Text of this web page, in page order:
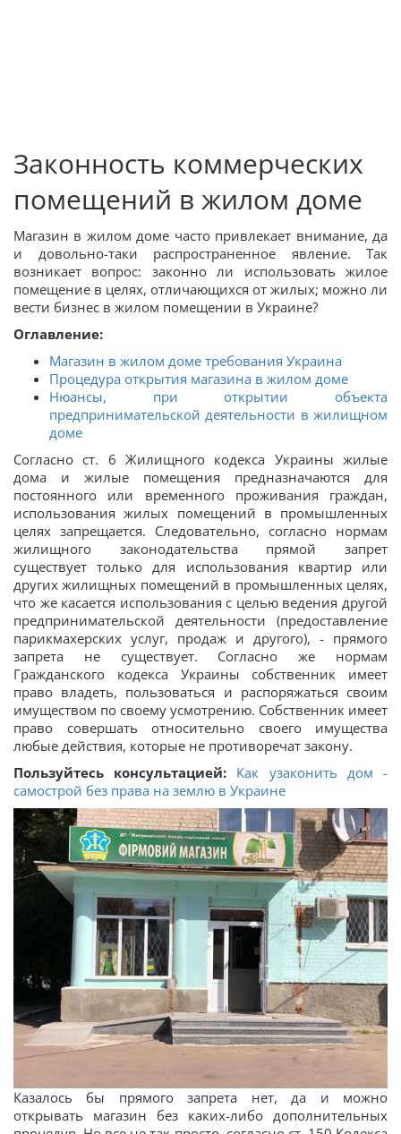
Законность коммерческих
помещений в жилом доме
Магазин в жилом доме часто привлекает внимание, да
и довольно-таки распространенное явление. Так
возникает вопрос: законно ли использовать жилое
помещение в целях, отличающихся от жилых; можно ли
вести бизнес в жилом помещении в Украине?
Оглавление:
Магазин в жилом доме требования Украина
Процедура открытия магазина в жилом доме
Нюансы, при открытии объекта
предпринимательской деятельности в жилищном
доме
Согласно ст. 6 Жилищного кодекса Украины жилые
дома и жилые помещения предназначаются для
постоянного или временного проживания граждан,
использования жилых помещений в промышленных
целях запрещается. Следовательно, согласно нормам
жилищного законодательства прямой запрет
существует только для использования квартир или
других жилищных помещений в промышленных целях,
что же касается использования с целью ведения другой
предпринимательской деятельности (предоставление
парикмахерских услуг, продаж и другого), - прямого
запрета не существует. Согласно же нормам
Гражданского кодекса Украины собственник имеет
право владеть, пользоваться и распоряжаться своим
имуществом по своему усмотрению. Собственник имеет
право совершать относительно своего имущества
любые действия, которые не противоречат закону.
Пользуйтесь консультацией: Как узаконить дом -
самострой без права на землю в Украине
Казалось бы прямого запрета нет, да и можно
открывать магазин без каких-либо дополнительных